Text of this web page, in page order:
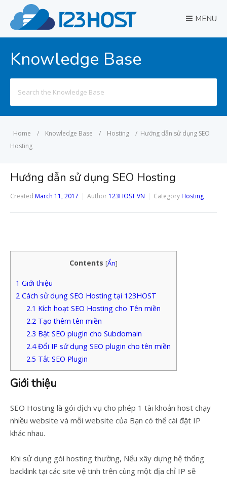
MENU
Knowledge Base
for:
Home / Knowledge Base / Hosting / Hướng dẫn sử dụng SEO
Hosting
Hướng dẫn sử dụng SEO Hosting
Created March 11, 2017 Author 123HOST VN CategoryHosting
Contents [Ẩn]
1 Giới thiệu
2 Cách sử dụng SEO Hosting tại 123HOST
2.1 Kích hoạt SEO Hosting cho Tên miền
2.2 Tạo thêm tên miền
2.3 Bật SEO plugin cho Subdomain
2.4Đổi IP sử dụng SEO plugin cho tên miền
2.5 Tắt SEO Plugin
Giới thiệu
SEO Hosting là gói dịch vụ cho phép 1 tài khoản host chạy
nhiều website và mỗi website của Bạn có thể cài đặt IP
khác nhau.
Khi sử dụng gói hosting thường, Nếu xây dựng hệ thống
backlink tại các site vệ tinh trên cùng một địa chỉ IP sẽ